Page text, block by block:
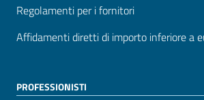
Regolamenti per i fornitori
Affidamenti diretti di importo inferiore a
PROFESSIONISTI